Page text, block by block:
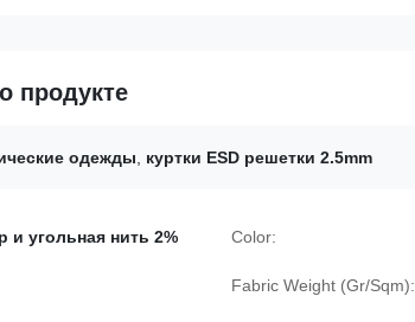
продукте
одежды куртки ESD решетки 2.5mm
и угольная нить 2% Color:
Fabric Weight (Gr/Sqm):